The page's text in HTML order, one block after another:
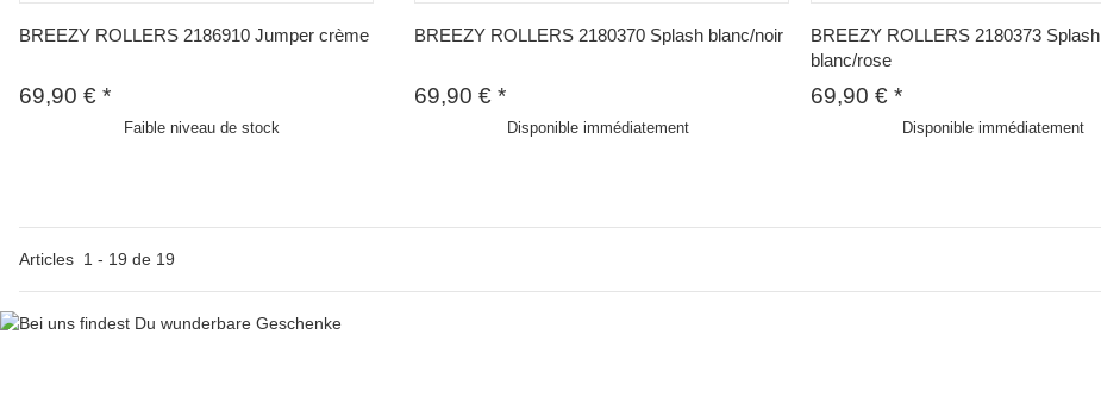
BREEZY ROLLERS 2186910 Jumper crème
69,90 € *
Faible niveau de stock
BREEZY ROLLERS 2180370 Splash blanc/noir
69,90 €*
Disponible immédiatement
BREEZY ROLLERS 2180373 Splash
blanc/rose
69,90 € *
Disponible immédiatement
Articles 1 - 19 de 19